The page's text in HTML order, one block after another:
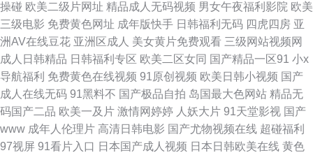
操碰 欧美二级片网址 精品成人无码视频 男女午夜福利影院 欧美
三级电影 免费黄色网址 成年版快手 日韩福利无码 四虎四房 亚
洲AV在线豆花 亚洲区成人 美女黄片免费观看 三级网站视频网
成人日韩精品 日韩福利专区 欧美二区女同 国产精品一区91 小x
导航福利 免费黄色在线视频 91原创视频 欧美日韩小视频 国产
成人在线无码 91黑料不 国产极品自拍 岛国最大色网站 精品无
码国产二品 欧美一及片 激情网婷婷 人妖大片 91天堂影视 国产
www 成年人伦理片 高清日韩电影 国产尤物视频在线 超碰福利
97视屏 91看片入口 日本国产成人视频 日本日韩欧美在线 黄色